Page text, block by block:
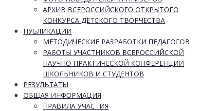
АРХИВ ВСЕРОССИЙСКОГО ОТКРЫТОГО
КОНКУРСА ДЕТСКОГО ТВОРЧЕСТВА
ПУБЛИКАЦИИ
МЕТОДИЧЕСКИЕ РАЗРАБОТКИ ПЕДАГОГОВ
РАБОТЫ УЧАСТНИКОВ ВСЕРОССИЙСКОЙ
НАУЧНО-ПРАКТИЧЕСКОЙ КОНФЕРЕНЦИИ
ШКОЛЬНИКОВ И СТУДЕНТОВ
РЕЗУЛЬТАТЫ
ОБЩАЯ ИНФОРМАЦИЯ
ПРАВИЛА УЧАСТИЯ